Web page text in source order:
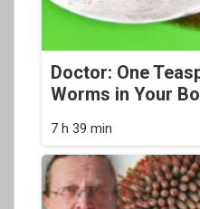
Doctor: One
Worms in Your
7 h 39 min